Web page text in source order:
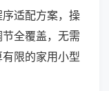
适配方案，操
全覆盖，无需
限的家用小型